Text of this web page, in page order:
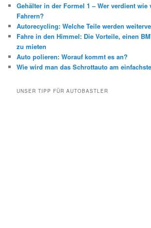
Gehälter in der Formel 1 – Wer verdient wie
Fahrern?
Autorecycling: Welche Teile werden
Fahre in den Himmel: Die Vorteile, einen
zu mieten
Auto polieren: Worauf kommt es an?
Wie wird man das Schrottauto am
UNSER TIPP FÜR AUTOBASTLER